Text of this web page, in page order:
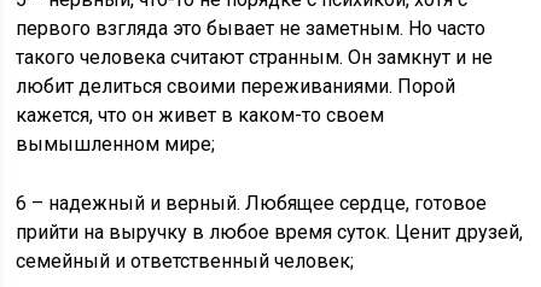
первого взгляда это бывает не заметным. Но часто
такого человека считают странным. Он замкнут и не
любит делиться своими переживаниями. Порой
кажется, что он живет в каком-то своем
вымышленном мире;
6 – надежный и верный. Любящее сердце, готовое
прийти на выручку в любое время суток. Ценит друзей,
семейный и ответственный человек;